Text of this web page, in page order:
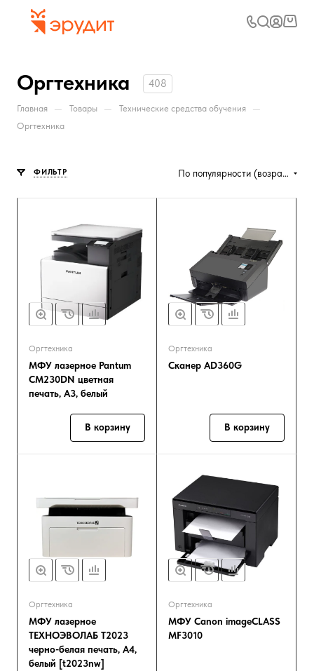
Оргтехника 408
Главная — Товары — Технические средства обучения —
Оргтехника
ФИЛЬТР По популярности (возрастание)
Оргтехника
МФУ лазерное Pantum
CM230DN цветная
печать, A3, белый
В корзину
Оргтехника
Сканер AD360G
В корзину
Оргтехника
МФУ лазерное
ТЕХНОЭВОЛАБ T2023
черно-белая печать, A4,
белый [t2023nw]
Оргтехника
МФУ Canon imageCLASS
MF3010